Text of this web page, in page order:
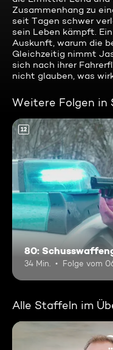
Zusammenhang zu
seit Tagen schwer
sein Leben kämpft.
Auskunft, warum die
Gleichzeitig nimmt
sich nach ihrer
nicht glauben, was
Weitere Folgen in
12
80:
34 Min. Folge vom
Alle Staffeln im